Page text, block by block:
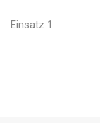
Einsatz 1.